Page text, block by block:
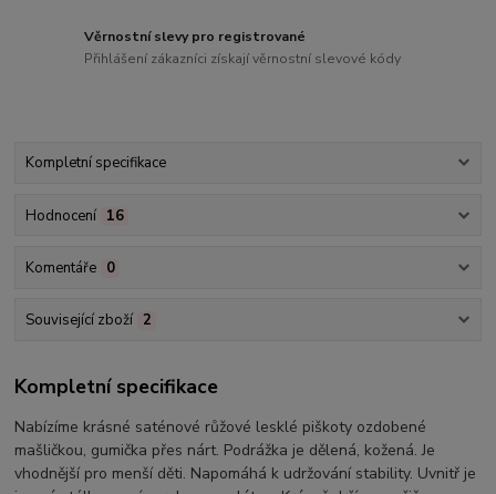
Věrnostní slevy pro registrované
Přihlášení zákazníci získají věrnostní slevové kódy
Kompletní specifikace
Hodnocení 16
Komentáře 0
Související zboží 2
Kompletní specifikace
Nabízíme krásné saténové růžové lesklé piškoty ozdobené
mašličkou, gumička přes nárt. Podrážka je dělená, kožená. Je
vhodnější pro menší děti. Napomáhá k udržování stability. Uvnitř je